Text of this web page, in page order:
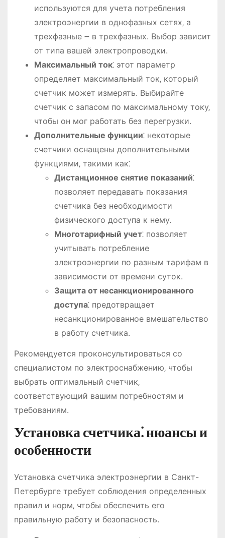
используются для учета потребления
электроэнергии в однофазных сетях‚ а
трехфазные ౼ в трехфазных. Выбор зависит
от типа вашей электропроводки.
Максимальный ток⁚ этот параметр
определяет максимальный ток‚ который
счетчик может измерять. Выбирайте
счетчик с запасом по максимальному току‚
чтобы он мог работать без перегрузки.
Дополнительные функции⁚ некоторые
счетчики оснащены дополнительными
функциями‚ такими как⁚
Дистанционное снятие показаний⁚
позволяет передавать показания
счетчика без необходимости
физического доступа к нему.
Многотарифный учет⁚ позволяет
учитывать потребление
электроэнергии по разным тарифам в
зависимости от времени суток.
Защита от несанкционированного
доступа⁚ предотвращает
несанкционированное вмешательство
в работу счетчика.
Рекомендуется проконсультироваться со
специалистом по электроснабжению‚ чтобы
выбрать оптимальный счетчик‚
соответствующий вашим потребностям и
требованиям.
Установка счетчика⁚ нюансы и
особенности
Установка счетчика электроэнергии в Санкт-
Петербурге требует соблюдения определенных
правил и норм‚ чтобы обеспечить его
правильную работу и безопасность.